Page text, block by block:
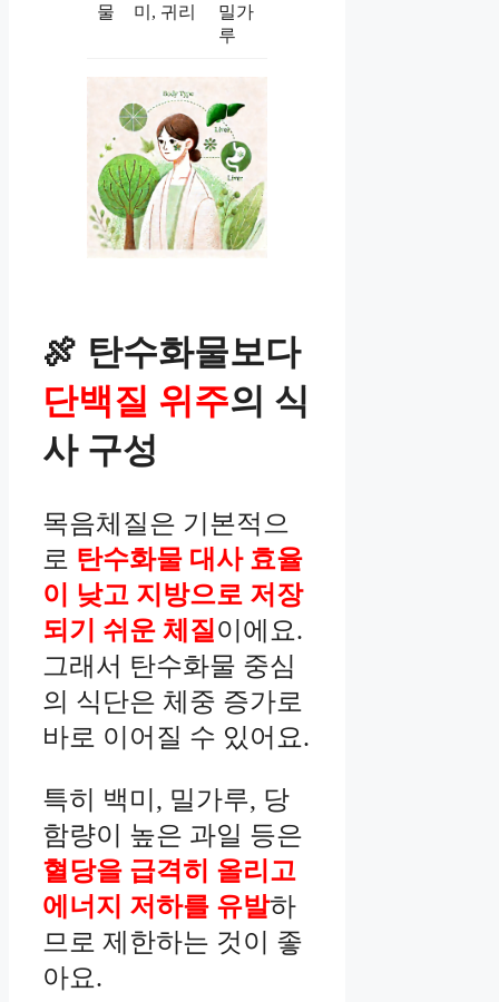
물
미, 귀리
밀가
루
🍖 탄수화물보다
단백질 위주의 식
사 구성
목음체질은 기본적으
로 탄수화물 대사 효율
이 낮고 지방으로 저장
되기 쉬운 체질 이에요.
그래서 탄수화물 중심
의 식단은 체중 증가로
바로 이어질 수 있어요.
특히 백미, 밀가루, 당
함량이 높은 과일 등은
혈당을 급격히 올리고
에너지 저하를 유발하
므로 제한하는 것이 좋
아요.